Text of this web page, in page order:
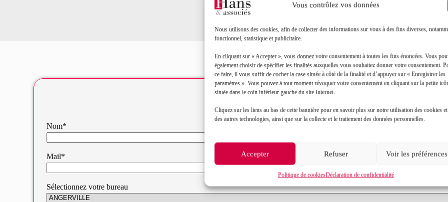
Vous contrôlez vos données
Nous utilisons des cookies, afin de collecter des informations sur vous à des fins diverses,
fonctionnel, statistique et publicitaire.
En cliquant sur « Accepter », vous donnez votre consentement à toutes les fins énoncées. Vous
également choisir de spécifier les finalités auxquelles vous souhaitez donner votre consentement.
ce faire, il vous suffit de cocher la case située à côté de la finalité et d’appuyer sur « Enregistrer les
paramètres ». Vous pouvez à tout moment révoquer votre consentement en cliquant sur la petite
située dans le coin inférieur gauche du site Internet.
Cliquez sur les liens au bas de cette bannière pour en savoir plus sur notre utilisation des cookies et
des autres technologies, ainsi que sur la collecte et le traitement des données personnelles.
Accepter Refuser Voir les préférences
Politique de cookiesDéclaration de confidentialité
Contact
Nom*
Mail* Objet de votre demande*
Sélectionnez votre bureau